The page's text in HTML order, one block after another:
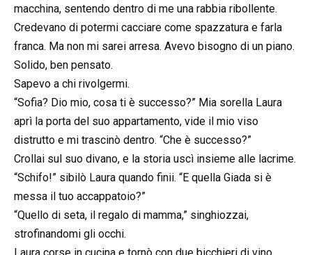
macchina, sentendo dentro di me una rabbia ribollente.
Credevano di potermi cacciare come spazzatura e farla
franca. Ma non mi sarei arresa. Avevo bisogno di un piano.
Solido, ben pensato.
Sapevo a chi rivolgermi.
“Sofia? Dio mio, cosa ti è successo?” Mia sorella Laura
aprì la porta del suo appartamento, vide il mio viso
distrutto e mi trascinò dentro. “Che è successo?”
Crollai sul suo divano, e la storia uscì insieme alle lacrime.
“Schifo!” sibilò Laura quando finii. “E quella Giada si è
messa il tuo accappatoio?”
“Quello di seta, il regalo di mamma,” singhiozzai,
strofinandomi gli occhi.